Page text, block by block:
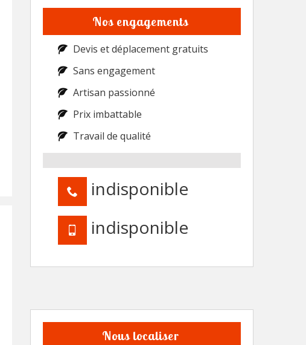
Nos engagements
Devis et déplacement gratuits
Sans engagement
Artisan passionné
Prix imbattable
Travail de qualité
indisponible
indisponible
Nous localiser